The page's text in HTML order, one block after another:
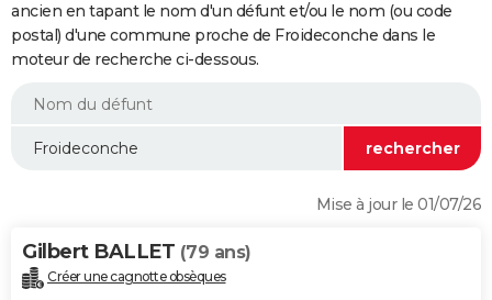
Essais
Réserver un essai
Citadines
Berlines
SUV
Forum auto
+
HIGH-TECH
Mobiles
Meilleur smartphone
Internet
Ordinateurs
Jeux vidéo
Guide high-tech
+BRICOLAGE
Forum
Aménagement intérieur
Extérieur
Cuisine
Salle de bains
Jardinage
Rangement
WEEK-END
Guides de France
Escapades
Patrimoine
Expositions
Musées
Week-end nature
LIFESTYLE
Alimentation
Guide de la santé
Maladies
Médicaments
Sommeil
VOYAGE
Destinations
City break
Voyage nature
Voyage de noces
Forum
Climat
+PHOTO
ancien en tapant le nom d'un défunt et/ou le nom (ou code
postal) d'une commune proche de Froideconche dans le
moteur de recherche ci-dessous.
Mise à jour le 01/07/26
Gilbert BALLET (79 ans)
Créer une cagnotte obsèques